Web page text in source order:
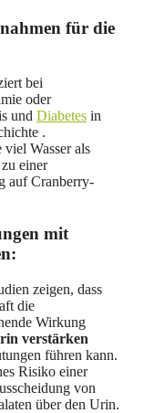
für die
bei
oder
und Diabetes in
.
Wasser als
einer
auf Cranberry-
mit
zeigen, dass
die
Wirkung
verstärken
führen kann.
Risiko einer
von
über den Urin.